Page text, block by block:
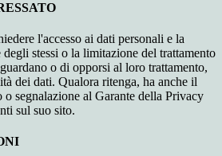
l'accesso ai dati personali e la
stessi o la limitazione del trattamento
o di opporsi al loro trattamento,
dei dati. Qualora ritenga, ha anche il
segnalazione al Garante della Privacy
sul suo sito.